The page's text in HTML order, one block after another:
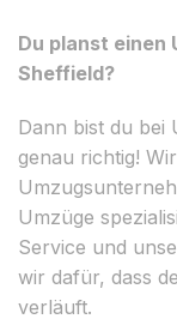
Du planst einen
Sheffield?
Dann bist du bei
genau richtig!
Umzüge
Service und
wir dafür, dass
verläuft.